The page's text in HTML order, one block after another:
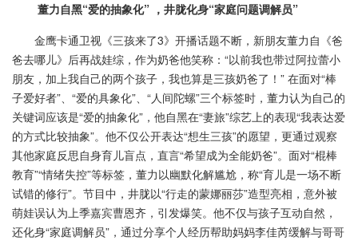
董力自黑“爱的抽象化” ， 井胧化身“家庭问题调解员”
金鹰卡通卫视《三孩来了3》开播话题不断，新朋友董力自《爸
爸去哪儿》后再战娃综，作为奶爸他笑称：“以前我也带过阿拉蕾小
朋友，加上我自己的两个孩子，我也算是三孩奶爸了！” 在面对“棒
子爱好者”、“爱的具象化”、“人间陀螺”三个标签时，董力认为自己的
关键词应该是“爱的抽象化”，他自黑在“妻旅”综艺上的表现“我表达爱
的方式比较抽象”。他不仅公开表达“想生三孩”的愿望，更通过观察
其他家庭反思自身育儿盲点，直言“希望成为全能奶爸”。面对“棍棒
教育”“情绪失控”等标签，董力以幽默化解尴尬，称“育儿是一场不断
试错的修行”。节目中，井胧以“行走的蒙娜丽莎”造型亮相，意外被
萌娃误认为上季嘉宾曹恩齐，引发爆笑。他不仅与孩子互动自然，
还化身“家庭调解员”，通过分享个人经历帮助妈妈李佳芮缓解与哥哥